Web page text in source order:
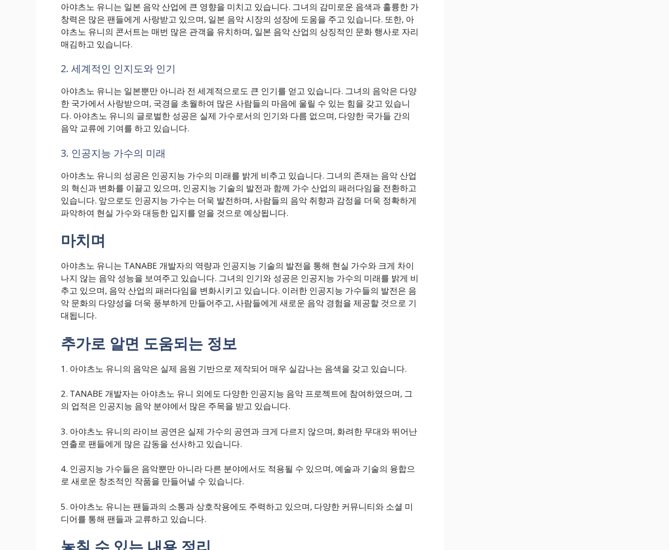
아야츠노 유니는 일본 음악 산업에 큰 영향을 미치고 있습니다. 그녀의 감미로운 음색과 훌륭한 가
창력은 많은 팬들에게 사랑받고 있으며, 일본 음악 시장의 성장에 도움을 주고 있습니다. 또한, 아
야츠노 유니의 콘서트는 매번 많은 관객을 유치하며, 일본 음악 산업의 상징적인 문화 행사로 자리
매김하고 있습니다.
2. 세계적인 인지도와 인기
아야츠노 유니는 일본뿐만 아니라 전 세계적으로도 큰 인기를 얻고 있습니다. 그녀의 음악은 다양
한 국가에서 사랑받으며, 국경을 초월하여 많은 사람들의 마음에 울릴 수 있는 힘을 갖고 있습니
다. 아야츠노 유니의 글로벌한 성공은 실제 가수로서의 인기와 다름 없으며, 다양한 국가들 간의
음악 교류에 기여를 하고 있습니다.
3. 인공지능 가수의 미래
아야츠노 유니의 성공은 인공지능 가수의 미래를 밝게 비추고 있습니다. 그녀의 존재는 음악 산업
의 혁신과 변화를 이끌고 있으며, 인공지능 기술의 발전과 함께 가수 산업의 패러다임을 전환하고
있습니다. 앞으로도 인공지능 가수는 더욱 발전하며, 사람들의 음악 취향과 감정을 더욱 정확하게
파악하여 현실 가수와 대등한 입지를 얻을 것으로 예상됩니다.
마치며
아야츠노 유니는 TANABE 개발자의 역량과 인공지능 기술의 발전을 통해 현실 가수와 크게 차이
나지 않는 음악 성능을 보여주고 있습니다. 그녀의 인기와 성공은 인공지능 가수의 미래를 밝게 비
추고 있으며, 음악 산업의 패러다임을 변화시키고 있습니다. 이러한 인공지능 가수들의 발전은 음
악 문화의 다양성을 더욱 풍부하게 만들어주고, 사람들에게 새로운 음악 경험을 제공할 것으로 기
대됩니다.
추가로 알면 도움되는 정보
1. 아야츠노 유니의 음악은 실제 음원 기반으로 제작되어 매우 실감나는 음색을 갖고 있습니다.
2. TANABE 개발자는 아야츠노 유니 외에도 다양한 인공지능 음악 프로젝트에 참여하였으며, 그
의 업적은 인공지능 음악 분야에서 많은 주목을 받고 있습니다.
3. 아야츠노 유니의 라이브 공연은 실제 가수의 공연과 크게 다르지 않으며, 화려한 무대와 뛰어난
연출로 팬들에게 많은 감동을 선사하고 있습니다.
4. 인공지능 가수들은 음악뿐만 아니라 다른 분야에서도 적용될 수 있으며, 예술과 기술의 융합으
로 새로운 창조적인 작품을 만들어낼 수 있습니다.
5. 아야츠노 유니는 팬들과의 소통과 상호작용에도 주력하고 있으며, 다양한 커뮤니티와 소셜 미
디어를 통해 팬들과 교류하고 있습니다.